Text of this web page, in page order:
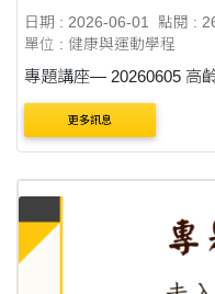
日期 : 2026-06-01
點閱 :
單位 : 健康與運動學程
專題講座— 20260605 高
更多訊息